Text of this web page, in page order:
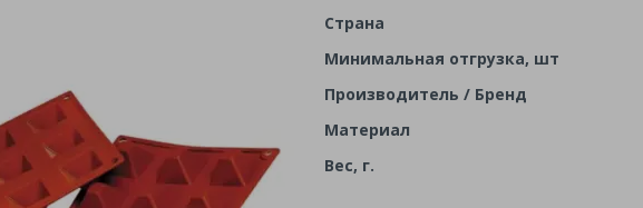
Страна
Минимальная отгрузка, шт
Производитель / Бренд
Материал
Вес, г.